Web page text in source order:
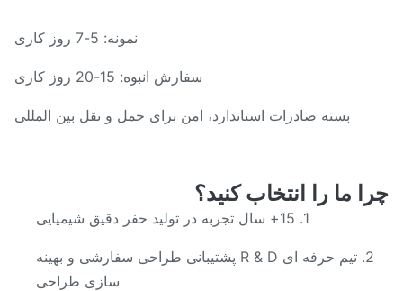
نمونه: 5-7 روز کاری
سفارش انبوه: 15-20 روز کاری
بسته صادرات استاندارد، امن برای حمل و نقل بین المللی
ما را انتخاب کنید؟
2. تیم حرفه ای R & D پشتیبانی طراحی سفارشی و بهینه
سازی طراحی